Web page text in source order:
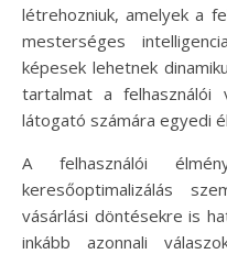
létrehozniuk, amelyek a
mesterséges
képesek lehetnek
tartalmat a felhasználói
látogató számára egyedi
A felhasználói
keresőoptimalizálás
vásárlási döntésekre is
inkább azonnali